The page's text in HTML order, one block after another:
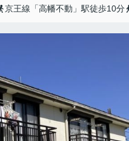
京王線「高幡不動」駅徒歩10分